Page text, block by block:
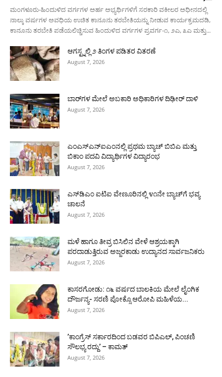
ಮಂಗಳೂರು-ಹಿಂದುಳಿದ ವರ್ಗಗಳ ಅರ್ಹ ಅಭ್ಯರ್ಥಿಗಳಿಗೆ ಸರಕಾರಿ ವಕೀಲರ ಅಧೀನದಲ್ಲಿ
ನಾಲ್ಕು ವರ್ಷಗಳ ಅವಧಿಯ ಉಚಿತ ಕಾನೂನು ತರಬೇತಿಯನ್ನು ನೀಡುವ ಕಾರ್ಯಕ್ರಮದಡಿ,
ಕಾನೂನು ತರಬೇತಿ ಪಡೆಯಲಿಚ್ಚಿಸುವ ಹಿಂದುಳಿದ ವರ್ಗಗಳ ಪ್ರವರ್ಗ-೧, ೨ಎ, ೩ಎ ಮತ್ತು...
ಆಗಸ್ಟ್ನಲ್ಲಿ ೨ ತಿಂಗಳ ಪಡಿತರ ವಿತರಣೆ
August 7, 2026
ಬಾರ್‌ಗಳ ಮೇಲೆ ಅಬಕಾರಿ ಅಧಿಕಾರಿಗಳ ದಿಢೀರ್ ದಾಳಿ
August 7, 2026
ಎಂಎಸ್‌ಎನ್‌ಐಎಂನಲ್ಲಿ ಪ್ರಥಮ ಬ್ಯಾಚ್ ಬಿಬಿಎ ಮತ್ತು
ಬಿಕಾಂ ಪದವಿ ವಿದ್ಯಾರ್ಥಿಗಳ ವಿದ್ಯಾರಂಭ
August 7, 2026
ಎಸ್‌ಡಿಎಂ ಐಟಿಐ ವೇಣೂರಿನಲ್ಲಿ ೪೧ನೇ ಬ್ಯಾಚ್‌ಗೆ ಭವ್ಯ
ಚಾಲನೆ
August 7, 2026
ಮಳೆ ಹಾಗೂ ತೀವ್ರ ಬಿಸಿಲಿನ ವೇಳೆ ಆಶ್ರಯಕ್ಕಾಗಿ
ಪರದಾಡುತ್ತಿರುವ ಅಜ್ಜರಕಾಡು ಉದ್ಯಾನದ ಸಾರ್ವಜನಿಕರು
August 7, 2026
ಕಾಸರಗೋಡು: ೧೬ ವರ್ಷದ ಬಾಲಕಿಯ ಮೇಲೆ ಲೈಂಗಿಕ
ದೌರ್ಜನ್ಯ- ಸರಣಿ ಪೋಕ್ಸೊ ಆರೋಪಿ ಮಹಿಳೆಯ...
August 7, 2026
’ಕಾಂಗ್ರೆಸ್ ಸರ್ಕಾರದಿಂದ ಬಡವರ ಬಿಪಿಎಲ್, ಪಿಂಚಣಿ
ಸೌಲಭ್ಯ ರದ್ದು’ – ಕಾಮತ್
August 7, 2026